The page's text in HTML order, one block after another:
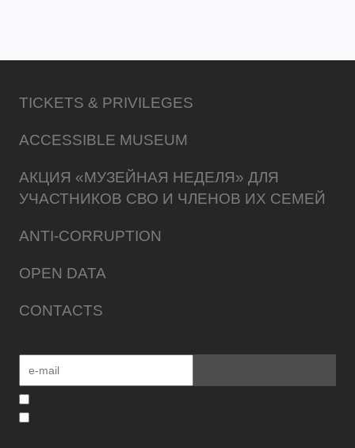
TICKETS & PRIVILEGES
ACCESSIBLE MUSEUM
АКЦИЯ «МУЗЕЙНАЯ НЕДЕЛЯ» ДЛЯ
УЧАСТНИКОВ СВО И ЧЛЕНОВ ИХ СЕМЕЙ
ANTI-CORRUPTION
OPEN DATA
CONTACTS